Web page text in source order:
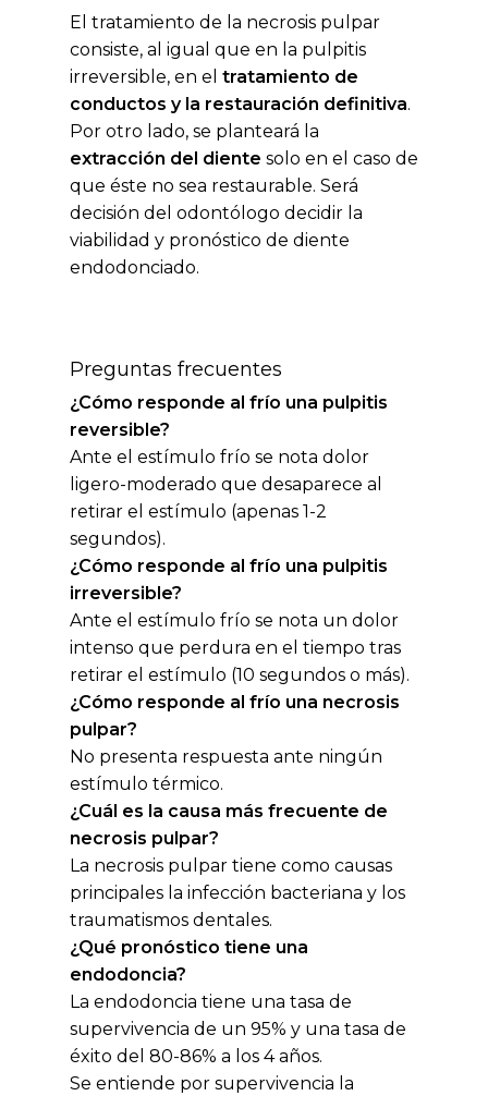
El tratamiento de la necrosis pulpar
consiste, al igual que en la pulpitis
irreversible, en el tratamiento de
conductos y la restauración definitiva.
Por otro lado, se planteará la
extracción del diente solo en el caso de
que éste no sea restaurable. Será
decisión del odontólogo decidir la
viabilidad y pronóstico de diente
endodonciado.
Preguntas frecuentes
¿Cómo responde al frío una pulpitis
reversible?
Ante el estímulo frío se nota dolor
ligero-moderado que desaparece al
retirar el estímulo (apenas 1-2
segundos).
¿Cómo responde al frío una pulpitis
irreversible?
Ante el estímulo frío se nota un dolor
intenso que perdura en el tiempo tras
retirar el estímulo (10 segundos o más).
¿Cómo responde al frío una necrosis
pulpar?
No presenta respuesta ante ningún
estímulo térmico.
¿Cuál es la causa más frecuente de
necrosis pulpar?
La necrosis pulpar tiene como causas
principales la infección bacteriana y los
traumatismos dentales.
¿Qué pronóstico tiene una
endodoncia?
La endodoncia tiene una tasa de
supervivencia de un 95% y una tasa de
éxito del 80-86% a los 4 años.
Se entiende por supervivencia la